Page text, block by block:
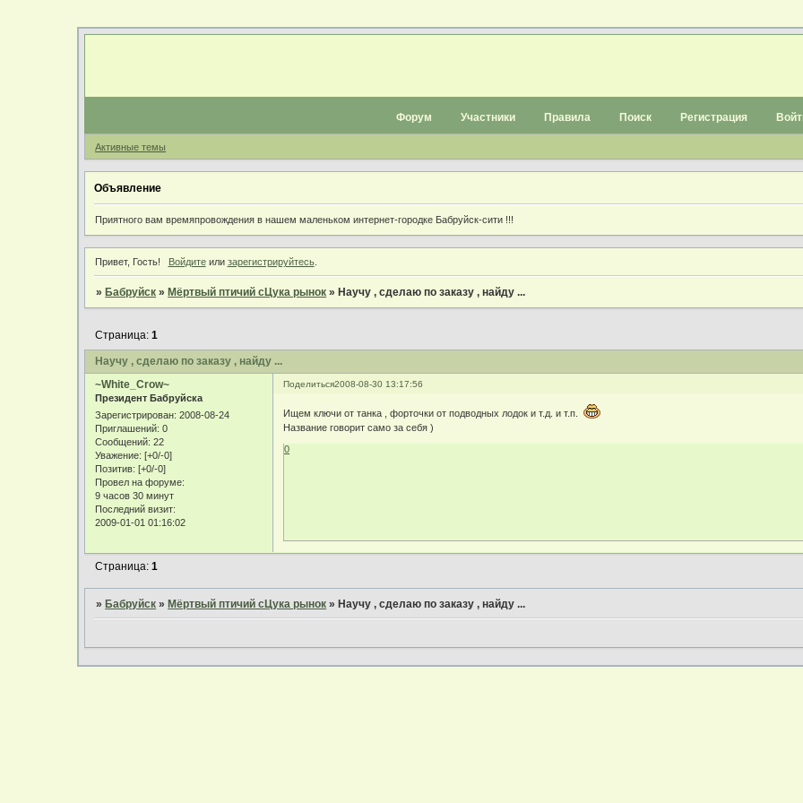
Форум Участники Правила Поиск Регистрация
Активные темы
Объявление
Приятного вам времяпровождения в нашем маленьком интернет-городке Бабруйск-сити !!!
Привет, Гость! Войдитеили зарегистрируйтесь.
»Бабруйск »Мёртвый птичий сЦука рынок »Научу , сделаю по заказу , найду ...
Научу , сделаю по заказу , найду ...
Страница:1
Поделиться2008-08-30 13:17:56
~White_Crow~
Президент Бабруйска
Зарегистрирован: 2008-08-24
Приглашений: 0
Сообщений: 22
Уважение: [+0/-0]
Позитив: [+0/-0]
Провел на форуме:
9 часов 30 минут
Последний визит:
2009-01-01 01:16:02
Ищем ключи от танка , форточки от подводных лодок и т.д. и т.п.
Название говорит само за себя )
0
Страница:1
» Бабруйск » Мёртвый птичий сЦука рынок » Научу , сделаю по заказу , найду ...